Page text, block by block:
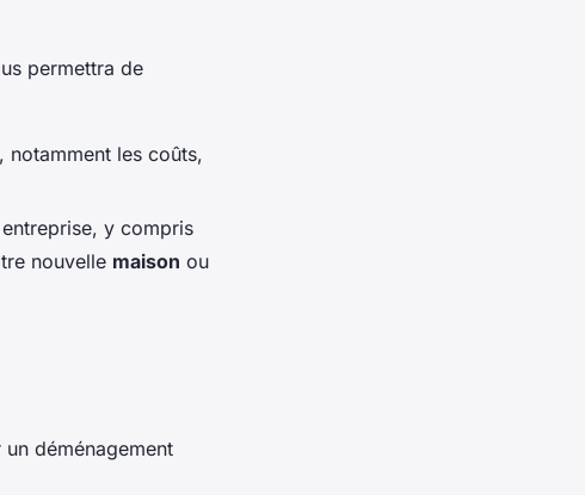
permettra de
notamment les coûts,
y compris
nouvelle maison ou
déménagement